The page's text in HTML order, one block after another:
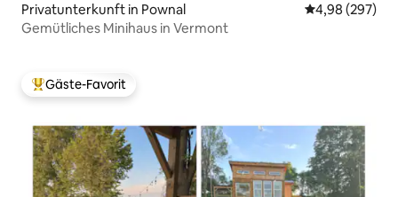
Privatunterkunft in Pownal
4,98 (297)
Gemütliches Minihaus in Vermont
Beliebter Gäste-Favorit.
Gäste-Favorit